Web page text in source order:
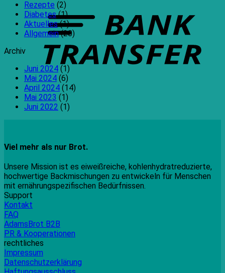
Rezepte (2)
Diabetes(1)
Aktuelles(1)
Allgemein(20)
Archiv
Juni 2024 (1)
Mai 2024 (6)
April 2024 (14)
Mai 2023 (1)
Juni 2022 (1)
Viel mehr als nur Brot.
Unsere Mission ist es eiweißreiche, kohlenhydratreduzierte,
hochwertige Backmischungen zu entwickeln für Menschen
mit ernährungspezifischen Bedürfnissen.
Support
Kontakt
FAQ
AdamsBrot B2B
PR & Kooperationen
rechtliches
Impressum
Datenschutzerklärung